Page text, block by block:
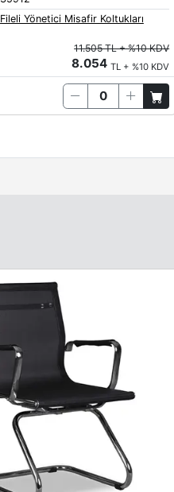
Fileli Yönetici Misafir Koltukları
11.505 TL + %10 KDV
8.054TL + %10 KDV